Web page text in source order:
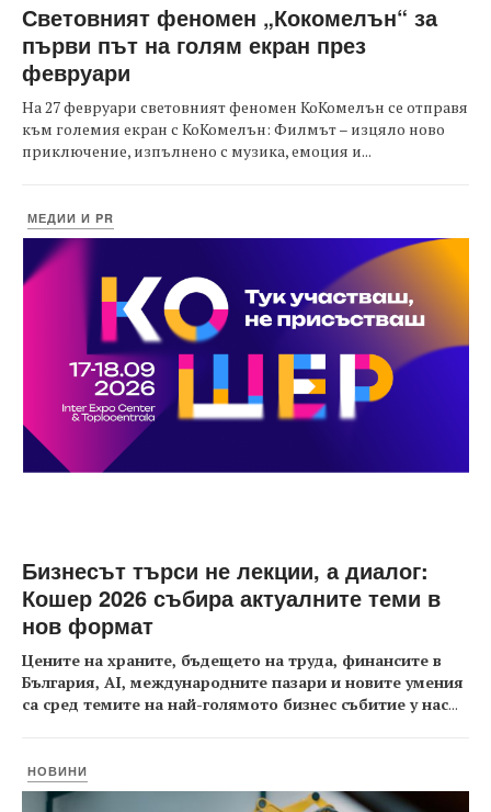
Световният феномен „Кокомелън“ за
първи път на голям екран през
февруари
На 27 февруари световният феномен КоКомелън се отправя
към големия екран с КоКомелън: Филмът – изцяло ново
приключение, изпълнено с музика, емоция и...
МЕДИИ И PR
Бизнесът търси не лекции, а диалог:
Кошер 2026 събира актуалните теми в
нов формат
Цените на храните, бъдещето на труда, финансите в
България, AI, международните пазари и новите умения
са сред темите на най-голямото бизнес събитие у нас...
НОВИНИ